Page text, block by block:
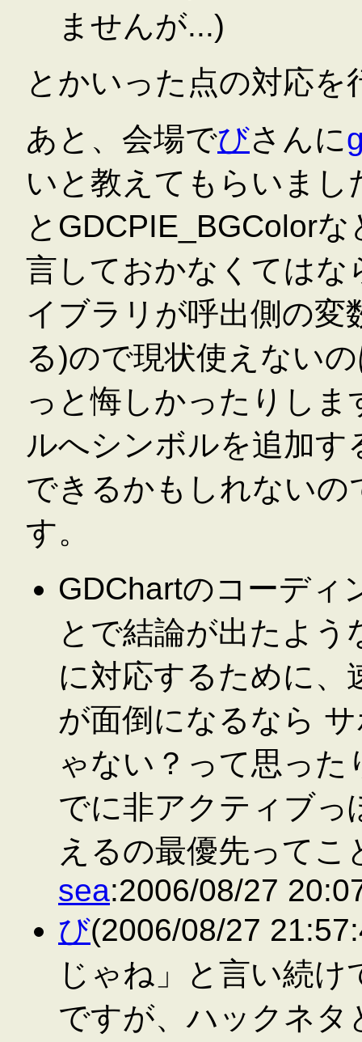
ませんが...)
とかいった点の対応
あと、会場でびさんに
いと教えてもらいま
とGDCPIE_BGColor
言しておかなくては
イブラリが呼出側の
る)ので現状使えない
っと悔しかったりし
ルへシンボルを追加す
できるかもしれない
す。
GDChartのコーディ
とで結論が出たよ
に対応するために、
が面倒になるなら
ゃない？って思った
でに非アクティブっ
えるの最優先ってこ
sea:2006/08/27
び(2006/08/27
じゃね」と言い続
ですが、ハックネタ